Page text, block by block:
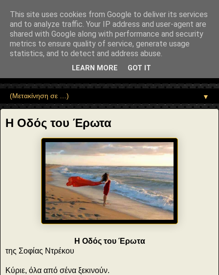
"potentialAction": { "@type": "ReadAction", "target":
"https://www.sophia-ntrekou.gr/2015/05/H-odos-toy-erwta.html" } }
Αέναη επΑνάσταση
• Επιστήμη • Ψυχολογία • Λογοτεχνία • Τέχνες • Θεολογία •
Φιλοσοφία • Στοχασμοί... για τη μνήμη, τον άνθρωπο και το
▼
Η Οδός του Έρωτα
Η Οδός του Έρωτα
της Σοφίας Ντρέκου
Κύριε, όλα από σένα ξεκινούν.
This site uses cookies from Google to deliver its services
and to analyze traffic. Your IP address and user-agent are
shared with Google along with performance and security
metrics to ensure quality of service, generate usage
statistics, and to detect and address abuse.
LEARN MORE GOT IT